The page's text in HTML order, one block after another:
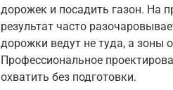
дорожек и посадить газон. На
результат часто
дорожки ведут не туда, а зоны
Профессиональное
охватить без подготовки.